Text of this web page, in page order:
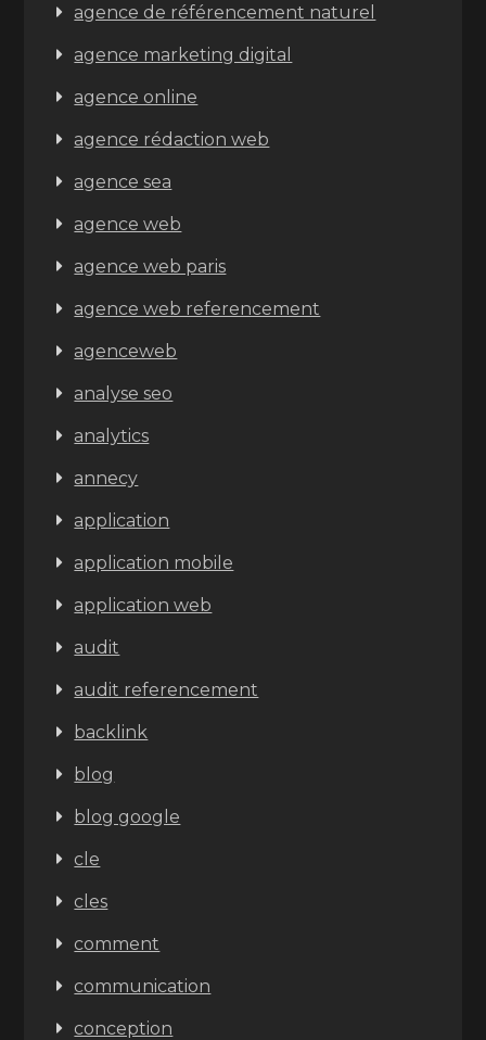
agence de référencement naturel
agence marketing digital
agence online
agence rédaction web
agence sea
agence web
agence web paris
agence web referencement
agenceweb
analyse seo
analytics
annecy
application
application mobile
application web
audit
audit referencement
backlink
blog
blog google
cle
cles
comment
communication
conception